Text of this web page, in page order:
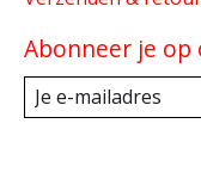
Abonneer je